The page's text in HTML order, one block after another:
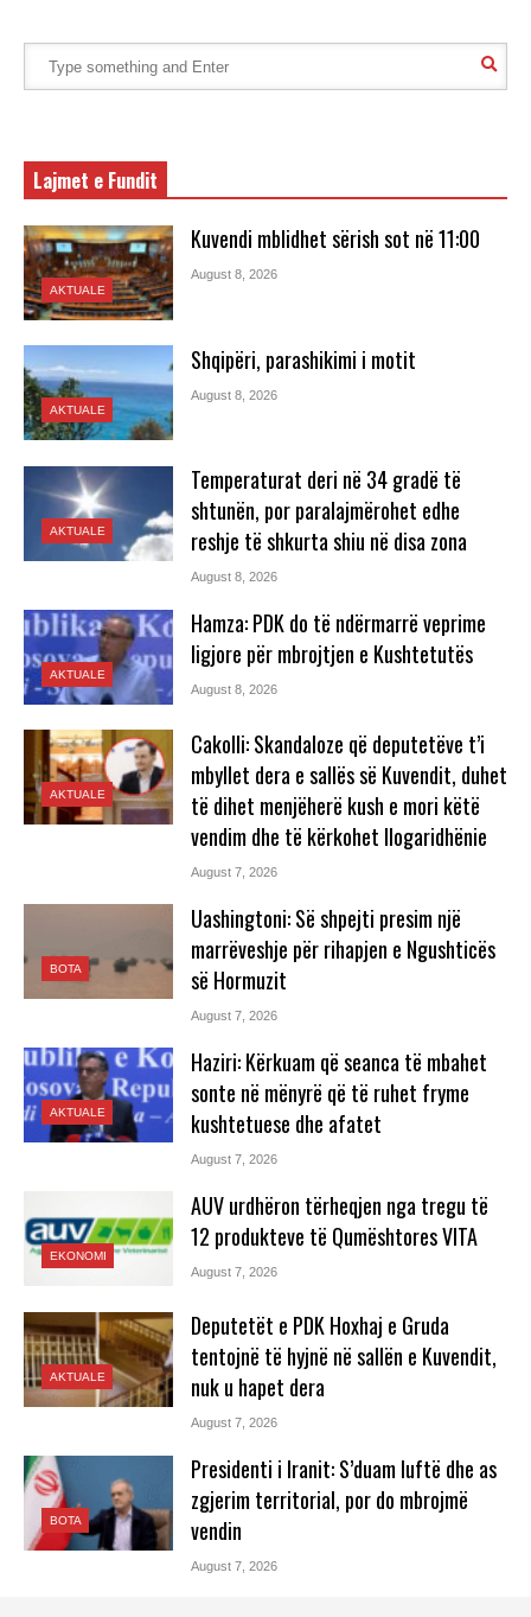
Lajmet e Fundit
AKTUALE
Kuvendi mblidhet sërish sot në 11:00
August 8, 2026
AKTUALE
Shqipëri, parashikimi i motit
August 8, 2026
AKTUALE
Temperaturat deri në 34 gradë të
shtunën, por paralajmërohet edhe
reshje të shkurta shiu në disa zona
August 8, 2026
AKTUALE
Hamza: PDK do të ndërmarrë veprime
ligjore për mbrojtjen e Kushtetutës
August 8, 2026
AKTUALE
Cakolli: Skandaloze që deputetëve t’i
mbyllet dera e sallës së Kuvendit, duhet
të dihet menjëherë kush e mori këtë
vendim dhe të kërkohet llogaridhënie
August 7, 2026
BOTA
Uashingtoni: Së shpejti presim një
marrëveshje për rihapjen e Ngushticës
së Hormuzit
August 7, 2026
AKTUALE
Haziri: Kërkuam që seanca të mbahet
sonte në mënyrë që të ruhet fryme
kushtetuese dhe afatet
August 7, 2026
EKONOMI
AUV urdhëron tërheqjen nga tregu të
12 produkteve të Qumështores VITA
August 7, 2026
AKTUALE
Deputetët e PDK Hoxhaj e Gruda
tentojnë të hyjnë në sallën e Kuvendit,
nuk u hapet dera
August 7, 2026
BOTA
Presidenti i Iranit: S’duam luftë dhe as
zgjerim territorial, por do mbrojmë
vendin
August 7, 2026